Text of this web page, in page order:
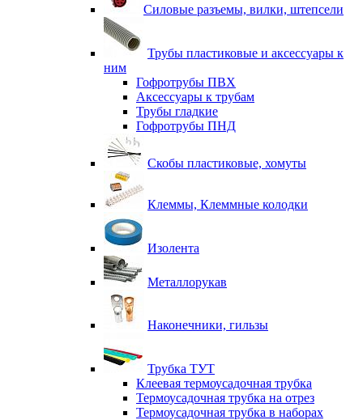
Силовые разъемы, вилки, штепсели
Трубы пластиковые и аксессуары к
ним
Гофротрубы ПВХ
Аксессуары к трубам
Трубы гладкие
Гофротрубы ПНД
Скобы пластиковые, хомуты
Клеммы, Клеммные колодки
Изолента
Металлорукав
Наконечники, гильзы
Трубка ТУТ
Клеевая термоусадочная трубка
Термоусадочная трубка на отрез
Термоусадочная трубка в наборах